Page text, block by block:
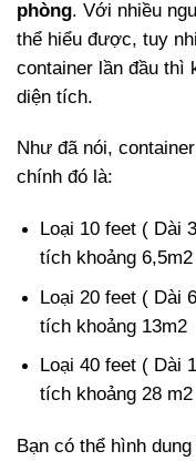
phòng. Với nhiều
thể hiểu được, tuy
container lần đầu thì
diện tích.
Như đã nói,
chính đó là:
Loại 10 feet ( Dài
tích khoảng 6,5m2
Loại 20 feet ( Dài
tích khoảng 13m2
Loại 40 feet ( Dài
tích khoảng 28 m2
Bạn có thể hình